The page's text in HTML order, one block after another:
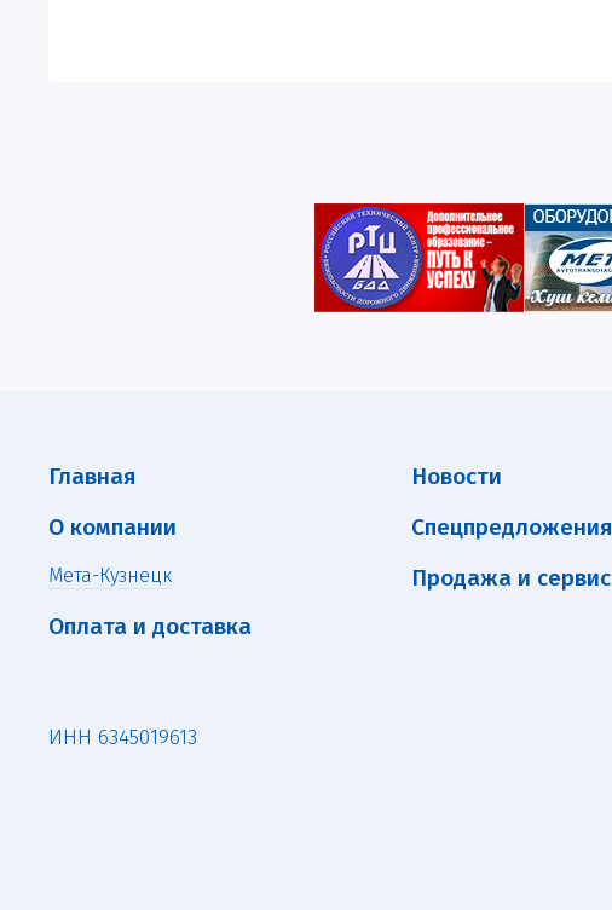
Главная
О компании
Мета-Кузнецк
Оплата и доставка
Новости
Спецпредложения
Продажа и сервис
ИНН 6345019613